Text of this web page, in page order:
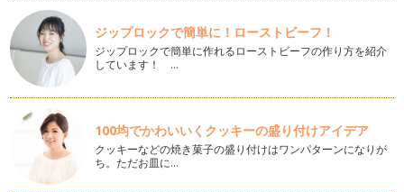
美ママ親子でお気軽タッチケアを楽しもう！(背中・脚編)
美ママ親子のみなさま、こんにちは♪ボディバランススタイリ
ストHiROEです。 さて…
美ママ親子でお気軽タッチケアを楽しもう！(腕・お腹編)
美ママ親子のみなさま、こんにちは♪ 今回の記事はタ…
美ママ親子の春のセレモニーで輝こう！(写真編)
美ママの皆さま、こんにちは♪春。新入園・新入学を迎えるお
子さま、ご家族の皆さま、おめでとう…
ジップロックで簡単に！ローストビーフ！
ジップロックで簡単に作れるローストビーフの作り方を紹介
しています！ …
100均でかわいいくクッキーの盛り付けアイデア
クッキーなどの焼き菓子の盛り付けはワンパターンになりが
ち。ただお皿に…